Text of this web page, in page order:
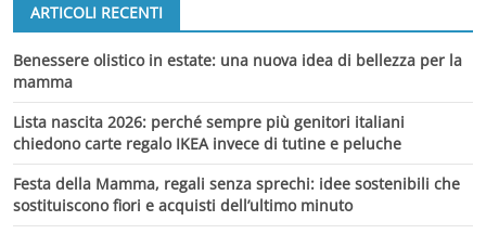
ARTICOLI RECENTI
Benessere olistico in estate: una nuova idea di bellezza per la
mamma
Lista nascita 2026: perché sempre più genitori italiani
chiedono carte regalo IKEA invece di tutine e peluche
Festa della Mamma, regali senza sprechi: idee sostenibili che
sostituiscono fiori e acquisti dell’ultimo minuto